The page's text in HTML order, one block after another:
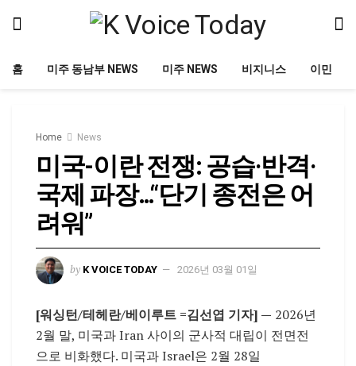
홈 미주 동남부 NEWS 미주 NEWS 비지니스 이민
Home News
미국-이란 전쟁: 공습·반격·
국제 파장…“단기 종전은 어
려워”
by K VOICE TODAY 2026년 03월 01일
[워싱턴/테헤란/베이루트 =김선엽 기자] — 2026년
2월 말, 미국과Iran사이의 군사적 대립이 전면전
으로 비화했다. 미국과Israel은 2월 28일